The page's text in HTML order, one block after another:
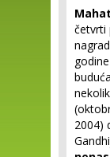
četvrti
2004)